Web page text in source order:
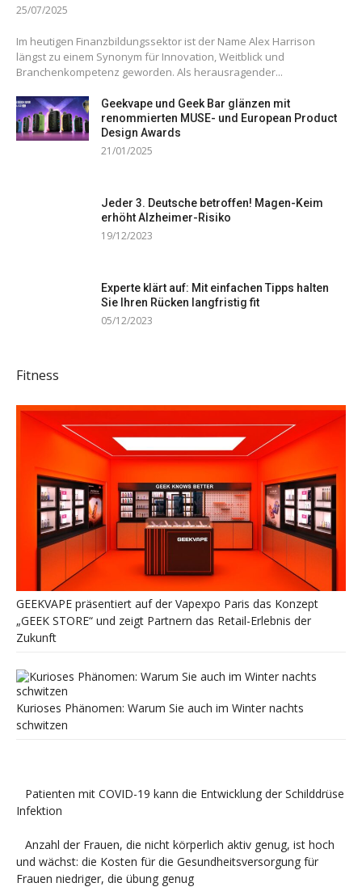
25/07/2025
Im heutigen Finanzbildungssektor ist der Name Alex Harrison
längst zu einem Synonym für Innovation, Weitblick und
Branchenkompetenz geworden. Als herausragender...
Geekvape und Geek Bar glänzen mit
renommierten MUSE- und European Product
Design Awards
21/01/2025
Jeder 3. Deutsche betroffen! Magen-Keim
erhöht Alzheimer-Risiko
19/12/2023
Experte klärt auf: Mit einfachen Tipps halten
Sie Ihren Rücken langfristig fit
05/12/2023
Fitness
GEEKVAPE präsentiert auf der Vapexpo Paris das Konzept
„GEEK STORE“ und zeigt Partnern das Retail-Erlebnis der
Zukunft
Kurioses Phänomen: Warum Sie auch im Winter nachts
schwitzen
Patienten mit COVID-19 kann die Entwicklung der Schilddrüse
Infektion
Anzahl der Frauen, die nicht körperlich aktiv genug, ist hoch
und wächst: die Kosten für die Gesundheitsversorgung für
Frauen niedriger, die übung genug